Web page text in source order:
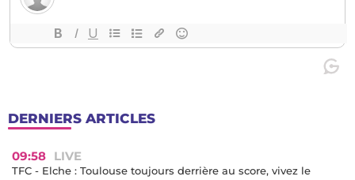
DERNIERS ARTICLES
09:58 LIVE
TFC - Elche : Toulouse toujours derrière au score, vivez le